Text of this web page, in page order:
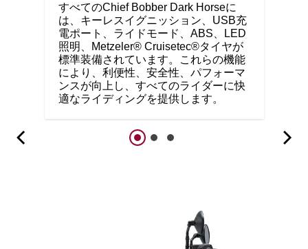
すべてのChief Bobber Dark Horseに
は、キーレスイグニッション、USB充
電ポート、ライドモード、ABS、LED
照明、Metzeler® Cruisetec®タイヤが
標準装備されています。これらの機能
により、利便性、安全性、パフォーマ
ンスが向上し、すべてのライダーに快
適なライディングを提供します。